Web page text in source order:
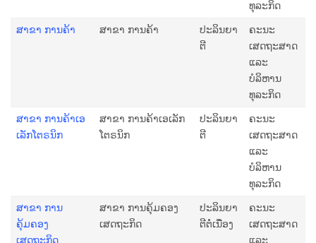
ທຸລະກິດ
ສາຂາ ການຄ້າ ສາຂາ ການຄ້າ
ປະລິນຍາ
ຕີ
ຄະນະ
ເສດຖະສາດ
ແລະ
ບໍລິຫານ
ທຸລະກິດ
ສາຂາ ການຄ້າເອ
ເລັກໂຕຣນິກ
ສາຂາ ການຄ້າເອເລັກ
ໂຕຣນິກ
ປະລິນຍາ
ຕີ
ຄະນະ
ເສດຖະສາດ
ແລະ
ບໍລິຫານ
ທຸລະກິດ
ສາຂາ ການ
ຄຸ້ມຄອງ
ເສດຖະກິດ
ສາຂາ ການຄຸ້ມຄອງ
ເສດຖະກິດ
ປະລິນຍາ
ຕີຕໍ່ເນື່ອງ
ຄະນະ
ເສດຖະສາດ
ແລະ